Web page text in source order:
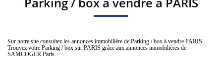
Estimer
LOCATIONS
Sur notre site consultez les annonces immobilière de Parking / box à vendre PARIS.
Trouvez votre Parking / box sur PARIS grâce aux annonces immobilières de
SAMCOGER Paris.